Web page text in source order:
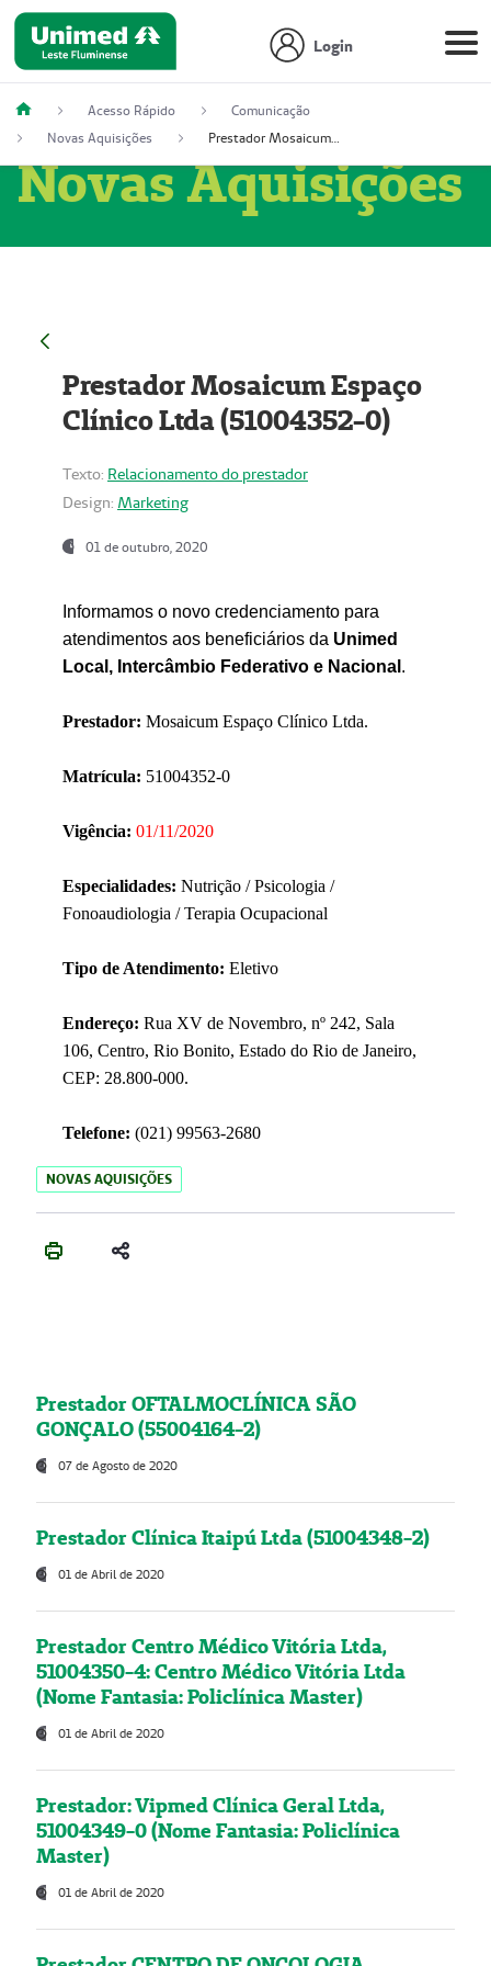
Login
Acesso Rápido
Comunicação
Novas Aquisições
Prestador Mosaicum Espaço Clínico Ltda (51004352-0)
Novas Aquisições
Prestador Mosaicum Espaço
Clínico Ltda (51004352-0)
Texto: Relacionamento do prestador
Design: Marketing
01 de outubro, 2020
Informamos o novo credenciamento para
atendimentos aos beneficiários da Unimed
Local, Intercâmbio Federativo e Nacional .
Prestador: Mosaicum Espaço Clínico Ltda.
Matrícula: 51004352-0
Vigência: 01/11/2020
Especialidades: Nutrição / Psicologia /
Fonoaudiologia / Terapia Ocupacional
Tipo de Atendimento: Eletivo
Endereço: Rua XV de Novembro, nº 242, Sala
106, Centro, Rio Bonito, Estado do Rio de Janeiro,
CEP: 28.800-000.
Telefone: (021) 99563-2680
NOVAS AQUISIÇÕES
Prestador OFTALMOCLÍNICA SÃO
GONÇALO (55004164-2)
07 de Agosto de 2020
Prestador Clínica Itaipú Ltda (51004348-2)
01 de Abril de 2020
Prestador Centro Médico Vitória Ltda,
51004350-4: Centro Médico Vitória Ltda
(Nome Fantasia: Policlínica Master)
01 de Abril de 2020
Prestador: Vipmed Clínica Geral Ltda,
51004349-0 (Nome Fantasia: Policlínica
Master)
01 de Abril de 2020